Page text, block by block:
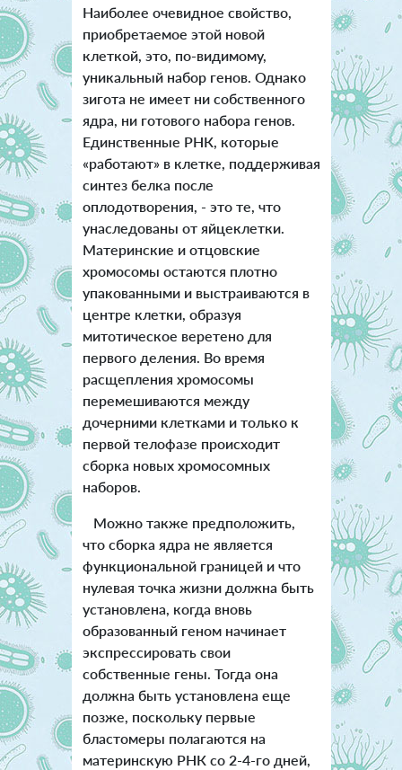
Наиболее очевидное свойство,
приобретаемое этой новой
клеткой, это, по-видимому,
уникальный набор генов. Однако
зигота не имеет ни собственного
ядра, ни готового набора генов.
Единственные РНК, которые
«работают» в клетке, поддерживая
синтез белка после
оплодотворения, - это те, что
унаследованы от яйцеклетки.
Материнские и отцовские
хромосомы остаются плотно
упакованными и выстраиваются в
центре клетки, образуя
митотическое веретено для
первого деления. Во время
расщепления хромосомы
перемешиваются между
дочерними клетками и только к
первой телофазе происходит
сборка новых хромосомных
наборов.
Можно также предположить,
что сборка ядра не является
функциональной границей и что
нулевая точка жизни должна быть
установлена, когда вновь
образованный геном начинает
экспрессировать свои
собственные гены. Тогда она
должна быть установлена еще
позже, поскольку первые
бластомеры полагаются на
материнскую РНК со 2-4-го дней,